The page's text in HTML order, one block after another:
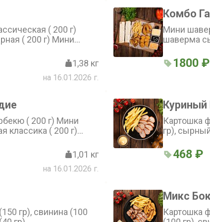
( 200 г)
( 200 г) Мини
шаверма
( 200 г) Картошка фри
(150 г) Соус
1,38 кг
на 16.01.2026 г.
Комбо
Мини
шаверма
5 шт ( 100
1000
1800 ₽
( 200 г) Мини
классика ( 200 г)
с чесночным
сырный ( 40 г),
( 40 г)
1,01 кг
на 16.01.2026 г.
Куриный
Картошка
гр),
468 ₽
гр), свинина (100
Микс
Картошка